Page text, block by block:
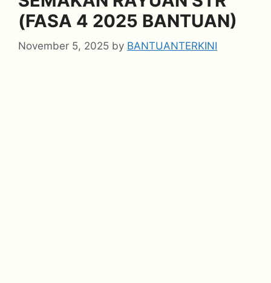
(FASA 4 2025 BANTUAN)
November 5, 2025 by BANTUANTERKINI